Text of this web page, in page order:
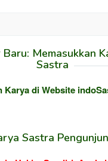
Baru: Memasukkan
Sastra
Karya di Website
Sastra